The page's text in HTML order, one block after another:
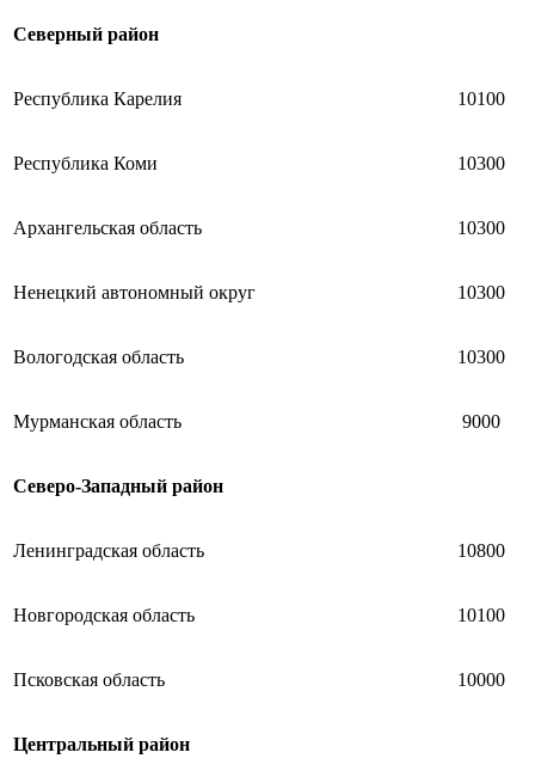
Северный район
Республика Карелия 10100
Республика Коми 10300
Архангельская область 10300
Ненецкий автономный округ 10300
Вологодская область 10300
Мурманская область 9000
Северо-Западный район
Ленинградская область 10800
Новгородская область 10100
Псковская область 10000
Центральный район